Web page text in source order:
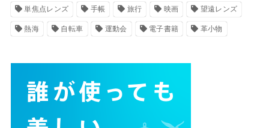
単焦点レンズ 手帳 旅行 映画 望遠レンズ
熱海 自転車 運動会 電子書籍 革小物